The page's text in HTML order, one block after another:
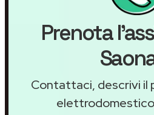
Prenota
Contattaci, descrivi il
elettrodomestico